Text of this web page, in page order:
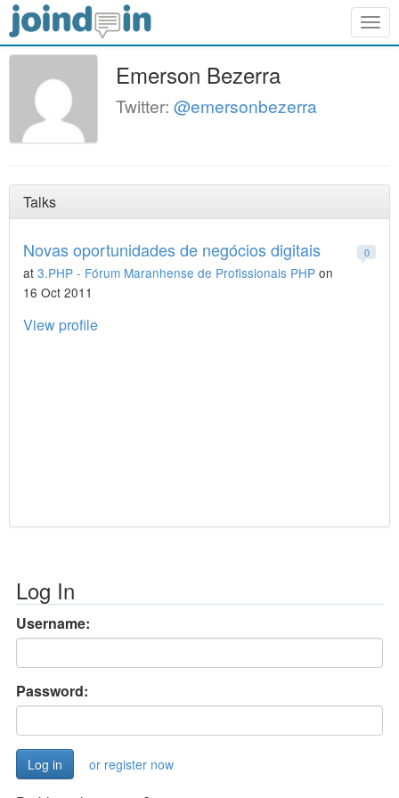
Emerson Bezerra
Twitter: @emersonbezerra
Talks
0
Novas oportunidades de negócios digitais
at 3.PHP - Fórum Maranhense de Profissionais PHP on
16 Oct 2011
View profile
Log In
Username:
Password:
or register now